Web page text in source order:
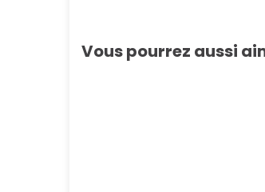
Vous pourrez aussi